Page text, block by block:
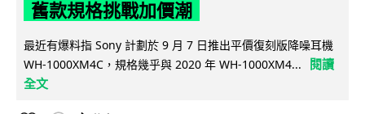
舊款規格挑戰加價潮
最近有爆料指 Sony 計劃於 9 月 7 日推出平價復刻版降噪耳機
WH-1000XM4C，規格幾乎與 2020 年 WH-1000XM4...
閱讀
全文